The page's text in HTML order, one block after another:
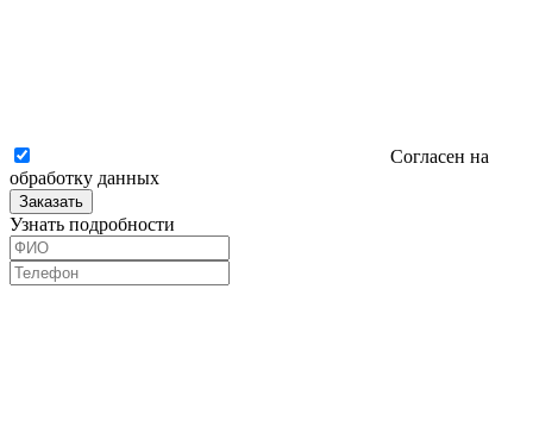
Согласен на
обработку данных
Заказать
Узнать подробности